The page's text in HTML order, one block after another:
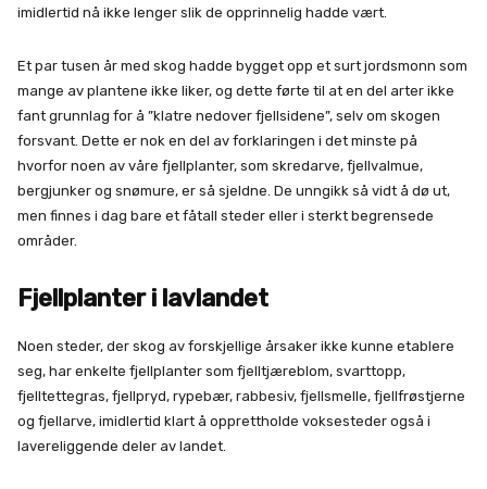
imidlertid nå ikke lenger slik de opprinnelig hadde vært.
Et par tusen år med skog hadde bygget opp et surt jordsmonn som
mange av plantene ikke liker, og dette førte til at en del arter ikke
fant grunnlag for å ”klatre nedover fjellsidene”, selv om skogen
forsvant. Dette er nok en del av forklaringen i det minste på
hvorfor noen av våre fjellplanter, som skredarve, fjellvalmue,
bergjunker og snømure, er så sjeldne. De unngikk så vidt å dø ut,
men finnes i dag bare et fåtall steder eller i sterkt begrensede
områder.
Fjellplanter i lavlandet
Noen steder, der skog av forskjellige årsaker ikke kunne etablere
seg, har enkelte fjellplanter som fjelltjæreblom, svarttopp,
fjelltettegras, fjellpryd, rypebær, rabbesiv, fjellsmelle, fjellfrøstjerne
og fjellarve, imidlertid klart å opprettholde voksesteder også i
lavereliggende deler av landet.